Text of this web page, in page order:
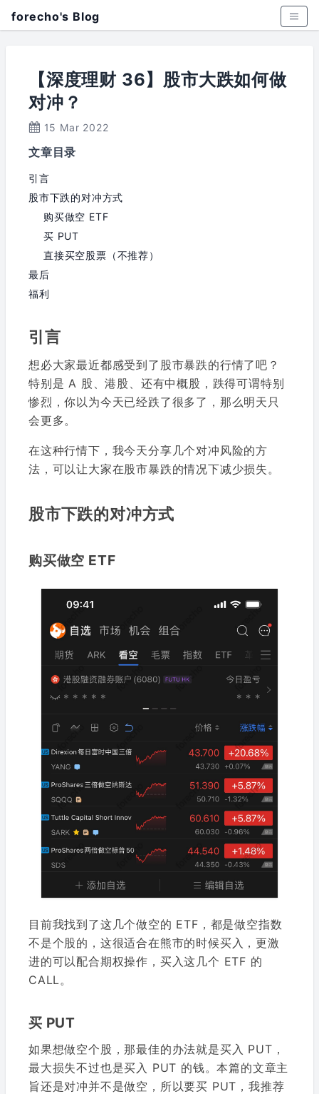
forecho's Blog
【深度理财 36】股市大跌如何做
对冲？
15 Mar 2022
文章目录
引言
股市下跌的对冲方式
购买做空 ETF
买 PUT
直接买空股票（不推荐）
最后
福利
引言
想必大家最近都感受到了股市暴跌的行情了吧？
特别是 A 股、港股、还有中概股，跌得可谓特别
惨烈，你以为今天已经跌了很多了，那么明天只
会更多。
在这种行情下，我今天分享几个对冲风险的方
法，可以让大家在股市暴跌的情况下减少损失。
股市下跌的对冲方式
购买做空 ETF
目前我找到了这几个做空的 ETF，都是做空指数
不是个股的，这很适合在熊市的时候买入，更激
进的可以配合期权操作，买入这几个 ETF 的
CALL。
买 PUT
如果想做空个股，那最佳的办法就是买入 PUT，
最大损失不过也是买入 PUT 的钱。本篇的文章主
旨还是对冲并不是做空，所以要买 PUT，我推荐